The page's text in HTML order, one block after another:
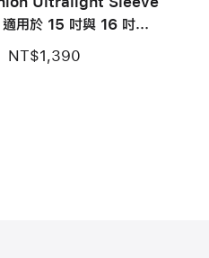
適用於 15 吋與 16 吋
MacBook
NT$1,390